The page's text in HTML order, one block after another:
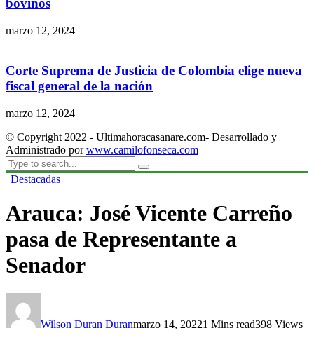
bovinos
marzo 12, 2024
Corte Suprema de Justicia de Colombia elige nueva
fiscal general de la nación
marzo 12, 2024
© Copyright 2022 - Ultimahoracasanare.com- Desarrollado y
Administrado porwww.camilofonseca.com
Destacadas
Arauca: José Vicente Carreño
pasa de Representante a
Senador
Wilson Duran Duranmarzo 14, 20221 Mins read398 Views